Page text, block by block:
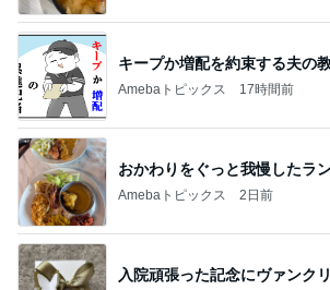
キープか増配を約束する夫の
Amebaトピックス 17時間前
おかわりをぐっと我慢したラ
Amebaトピックス 2日前
入院頑張った記念にヴァンクリ